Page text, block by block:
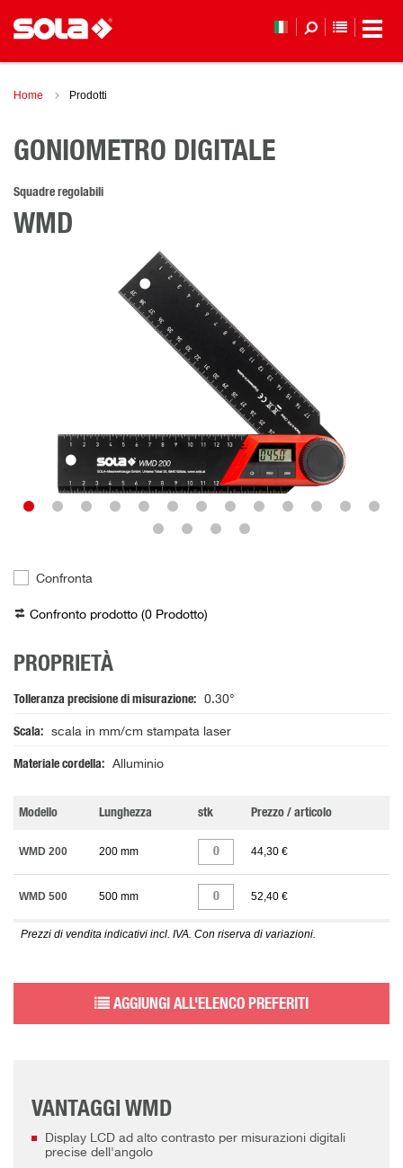
Home Prodotti
GONIOMETRO DIGITALE
Squadre regolabili
WMD
Confronta
Confronto prodotto (0 Prodotto)
PROPRIETÀ
Tolleranza precisione di misurazione 0.30°
Scala scala in mm/cm stampata laser
Materiale cordella Alluminio
Modello Lunghezza stk Prezzo / articolo
WMD 200 200 mm 44,30 €
WMD 500 500 mm 52,40 €
Prezzi di vendita indicativi incl. IVA. Con riserva di variazioni.
AGGIUNGI ALL'ELENCO PREFERITI
VANTAGGI WMD
Display LCD ad alto contrasto per misurazioni digitali
precise dell'angolo